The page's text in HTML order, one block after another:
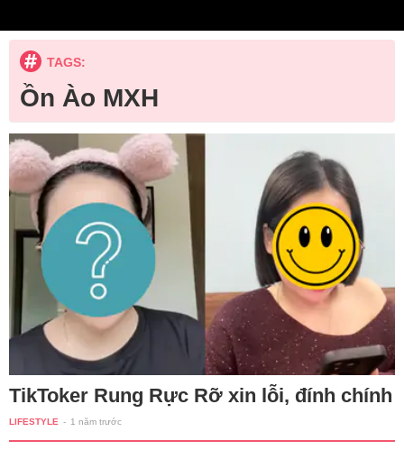
TAGS:
Ồn Ào MXH
TikToker Rung Rực Rỡ xin lỗi, đính chính
LIFESTYLE - 1 năm trước